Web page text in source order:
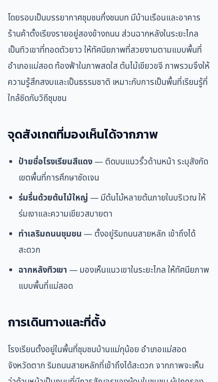
โดยรอบเป็นบรรยากาศชุมชนกึ่งชนบท มีบ้านเรือนและอาคาร
ร้านค้าตั้งเรียงรายอยู่สองข้างถนน ส่วนฉากหลังในระยะไกล
เป็นทิวเขาที่ทอดตัวยาว ให้ทัศนียภาพที่สวยงามตามแบบพื้นที่
อำเภอแม่สอด ท้องฟ้าในภาพสดใส ต้นไม้เขียวขจี ภาพรวมจึงให้
ความรู้สึกสงบและเป็นธรรมชาติ เหมาะกับการเป็นพื้นที่เรียนรู้ที่
ใกล้ชิดกับวิถีชุมชน
จุดสังเกตที่มองเห็นได้จากภาพ
ป้ายชื่อโรงเรียนสีแดง— ติดบนแนวรั้วด้านหน้า ระบุสังกัด
เขตพื้นที่การศึกษาชัดเจน
ร่มรื่นด้วยต้นไม้ใหญ่ — มีต้นไม้หลายต้นภายในบริเวณ ให้
ร่มเงาและความเขียวสบายตา
ทำเลริมถนนชุมชน — ตั้งอยู่ริมถนนสายหลัก เข้าถึงได้
สะดวก
ฉากหลังทิวเขา — มองเห็นแนวเขาในระยะไกล ให้ทัศนียภาพ
แบบพื้นที่แม่สอด
การเดินทางและที่ตั้ง
โรงเรียนตั้งอยู่ในพื้นที่ชุมชนบ้านแม่กุน้อย อำเภอแม่สอด
จังหวัดตาก ริมถนนสายหลักที่เข้าถึงได้สะดวก จากภาพจะเห็น